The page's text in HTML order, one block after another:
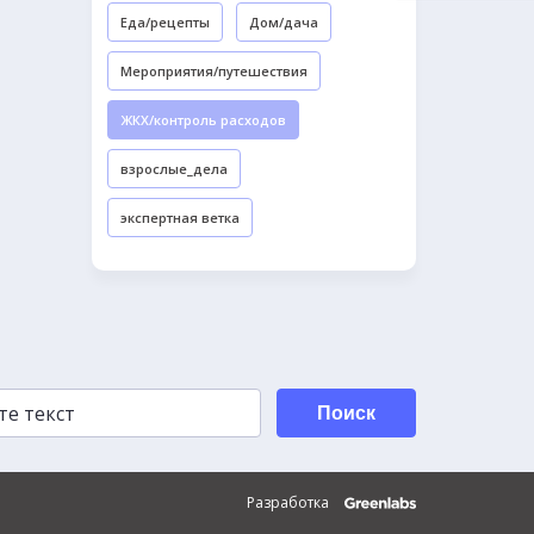
Еда/рецепты Дом/дача
Мероприятия/путешествия
ЖКХ/контроль расходов
взрослые_дела
экспертная ветка
Поиск
Разработка